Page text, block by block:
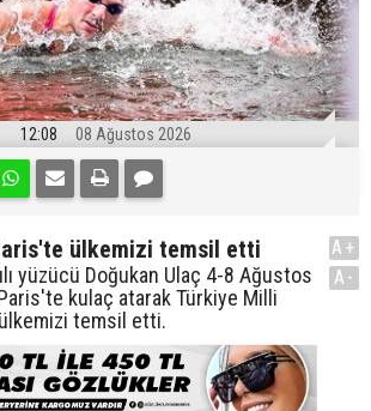
12:08 08 Ağustos 2026
ülkemizi temsil etti
yüzücü Doğukan Ulaç 4-8 Ağustos
kulaç atarak Türkiye Milli
ülkemizi temsil etti.
A+
A-